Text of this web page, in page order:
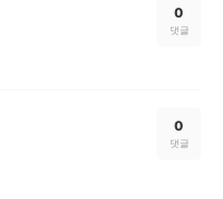
0
댓글
0
댓글